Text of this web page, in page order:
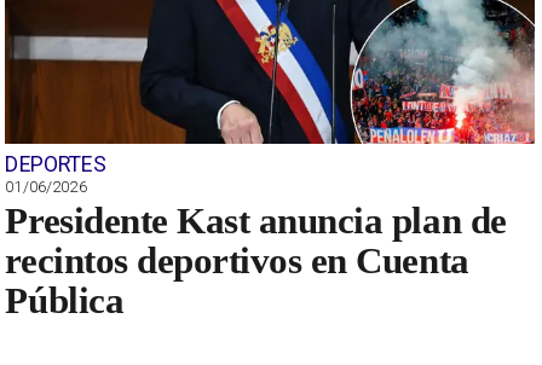
DEPORTES
01/06/2026
Presidente Kast anuncia plan de
recintos deportivos en Cuenta
Pública